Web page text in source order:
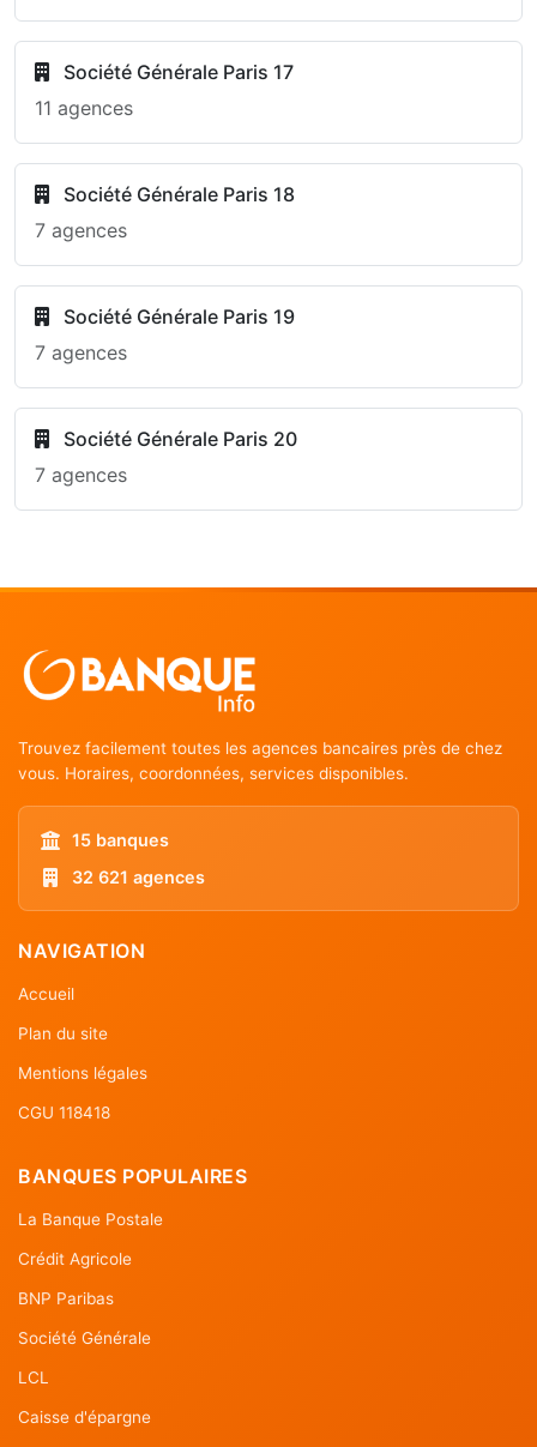
Société Générale Paris 17
11 agences
Société Générale Paris 18
7 agences
Société Générale Paris 19
7 agences
Société Générale Paris 20
7 agences
Trouvez facilement toutes les agences bancaires près de chez
vous. Horaires, coordonnées, services disponibles.
15 banques
32 621 agences
NAVIGATION
Accueil
Plan du site
Mentions légales
CGU 118418
BANQUES POPULAIRES
La Banque Postale
Crédit Agricole
BNP Paribas
Société Générale
LCL
Caisse d'épargne